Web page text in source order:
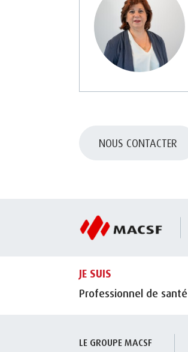
NOUS CONTACTER
JE SUIS
Professionnel de santé
LE GROUPE MACSF